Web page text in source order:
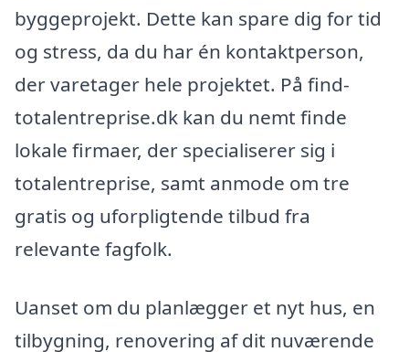
byggeprojekt. Dette kan spare dig for tid
og stress, da du har én kontaktperson,
der varetager hele projektet. På find-
totalentreprise.dk kan du nemt finde
lokale firmaer, der specialiserer sig i
totalentreprise, samt anmode om tre
gratis og uforpligtende tilbud fra
relevante fagfolk.
Uanset om du planlægger et nyt hus, en
tilbygning, renovering af dit nuværende